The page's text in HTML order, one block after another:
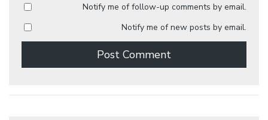
Notify me of follow-up comments by email.
Notify me of new posts by email.